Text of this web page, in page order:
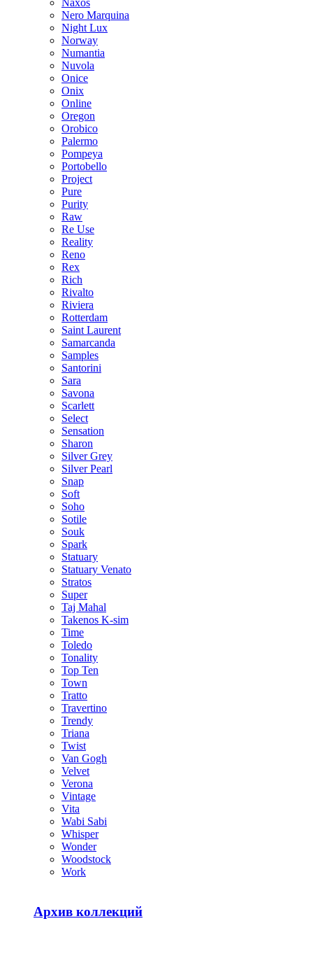
Naxos
Nero Marquina
Night Lux
Norway
Numantia
Nuvola
Onice
Onix
Online
Oregon
Orobico
Palermo
Pompeya
Portobello
Project
Pure
Purity
Raw
Re Use
Reality
Reno
Rex
Rich
Rivalto
Riviera
Rotterdam
Saint Laurent
Samarcanda
Samples
Santorini
Sara
Savona
Scarlett
Select
Sensation
Sharon
Silver Grey
Silver Pearl
Snap
Soft
Soho
Sotile
Souk
Spark
Statuary
Statuary Venato
Stratos
Super
Taj Mahal
Takenos K-sim
Time
Toledo
Tonality
Top Ten
Town
Tratto
Travertino
Trendy
Triana
Twist
Van Gogh
Velvet
Verona
Vintage
Vita
Wabi Sabi
Whisper
Wonder
Woodstock
Work
Архив коллекций